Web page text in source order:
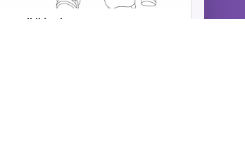
Ausmalbild Pokemon